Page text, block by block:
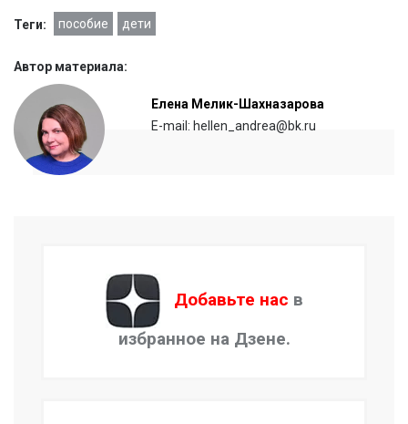
Теги: пособие дети
Автор материала:
Елена Мелик-Шахназарова
E-mail: hellen_andrea@bk.ru
Добавьте нас в
избранное на Дзене.